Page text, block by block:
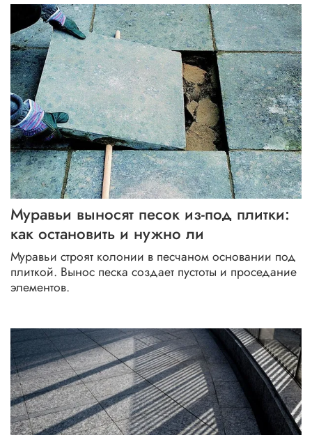
Муравьи выносят песок из-под плитки:
как остановить и нужно ли
Муравьи строят колонии в песчаном основании под
плиткой. Вынос песка создает пустоты и проседание
элементов.